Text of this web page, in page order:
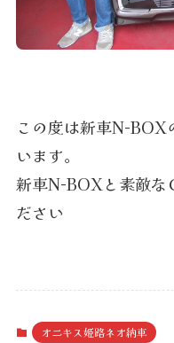
この度は新車N-BOX
います。
新車N-BOXと素敵な
ださい
オニキス姫路ネオ納車